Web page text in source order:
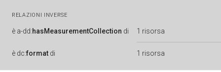
RELAZIONI INVERSE
è a-dd:hasMeasurementCollection di 1 risorsa
è dc:format di 1 risorsa